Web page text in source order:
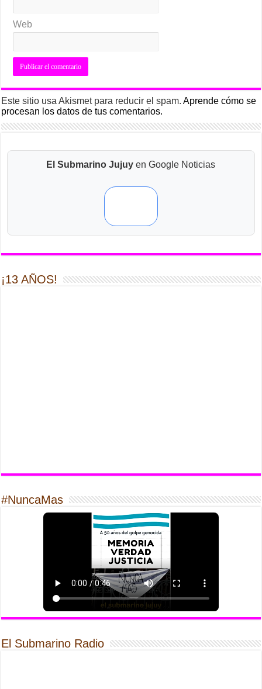
Web
Este sitio usa Akismet para reducir el spam.Aprende cómo se
procesan los datos de tus comentarios.
El Submarino Jujuy en Google Noticias
¡13 AÑOS!
#NuncaMas
El Submarino Radio